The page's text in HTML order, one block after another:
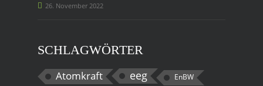
26. November 2022
SCHLAGWÖRTER
Atomkraft eeg EnBW